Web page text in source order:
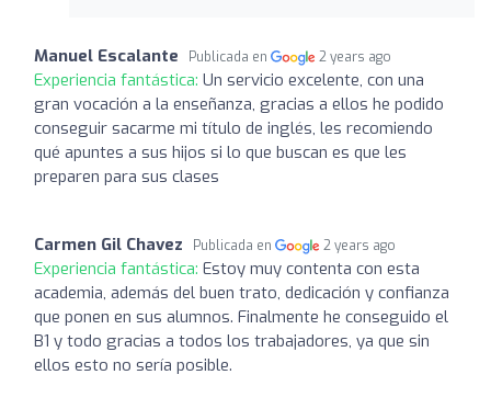
Manuel Escalante Publicada en 2 years ago
Experiencia fantástica: Un servicio excelente, con una
gran vocación a la enseñanza, gracias a ellos he podido
conseguir sacarme mi título de inglés, les recomiendo
qué apuntes a sus hijos si lo que buscan es que les
preparen para sus clases
Carmen Gil Chavez Publicada en 2 years ago
Experiencia fantástica: Estoy muy contenta con esta
academia, además del buen trato, dedicación y confianza
que ponen en sus alumnos. Finalmente he conseguido el
B1 y todo gracias a todos los trabajadores, ya que sin
ellos esto no sería posible.